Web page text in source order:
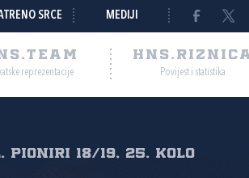
SRCE MEDIJI
reprezentacije Povijest i statistika
pioniri 18/19, 25. kolo